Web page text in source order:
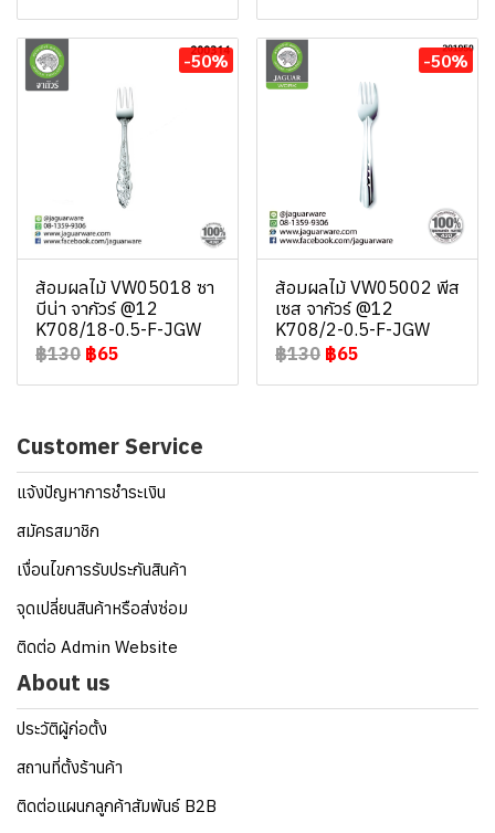
-50%
ส้อมผลไม้ VW05018 ซา
บีน่า จากัวร์ @12
K708/18-0.5-F-JGW
฿130 ฿65
-50%
ส้อมผลไม้ VW05002 พีส
เซส จากัวร์ @12
K708/2-0.5-F-JGW
฿130 ฿65
Customer Service
แจ้งปัญหาการชำระเงิน
สมัครสมาชิก
เงื่อนไขการรับประกันสินค้า
จุดเปลี่ยนสินค้าหรือส่งซ่อม
ติดต่อ Admin Website
About us
ประวัติผู้ก่อตั้ง
สถานที่ตั้งร้านค้า
ติดต่อแผนกลูกค้าสัมพันธ์ B2B